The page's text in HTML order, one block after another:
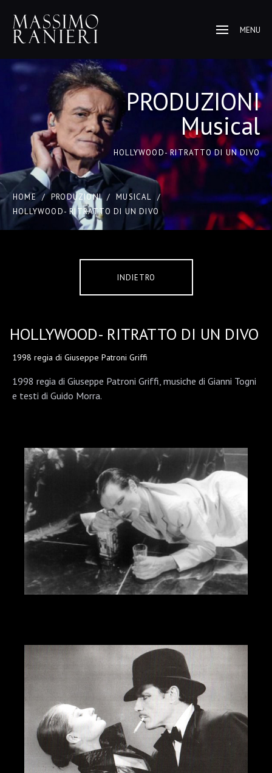
MENU
PRODUZIONI
Musical
HOLLYWOOD- RITRATTO DI UN DIVO
HOME / PRODUZIONI / MUSICAL /
HOLLYWOOD- RITRATTO DI UN DIVO
INDIETRO
HOLLYWOOD- RITRATTO DI UN DIVO
1998 regia di Giuseppe Patroni Griffi
1998 regia di Giuseppe Patroni Griffi, musiche di Gianni Togni
e testi di Guido Morra.